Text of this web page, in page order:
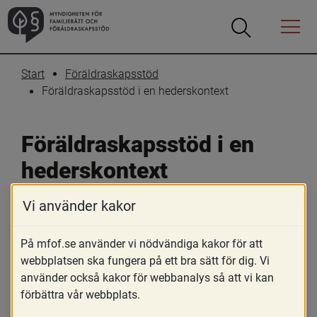
Öppna
Öppna
Menyn
Start
Föräldraskapsstöd
Föräldraskapsstöd i en hederskontext
Föräldraskapsstöd i en
hederskontext
Skriv ut
Vi använder kakor
På mfof.se använder vi nödvändiga kakor för att
webbplatsen ska fungera på ett bra sätt för dig. Vi
använder också kakor för webbanalys så att vi kan
förbättra vår webbplats.